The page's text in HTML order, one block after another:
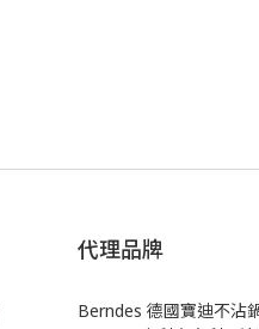
代理品牌
Berndes 德國寶迪不沾